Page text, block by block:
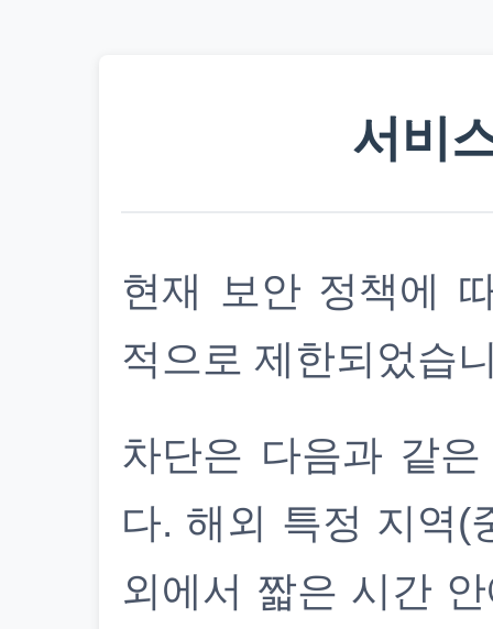
서비
현재 보안 정책에
적으로 제한되었습
차단은 다음과 같
다. 해외 특정 지역(
외에서 짧은 시간